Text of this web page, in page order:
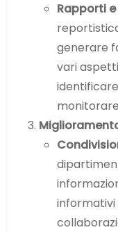
Rapporti
generare
vari
informativi